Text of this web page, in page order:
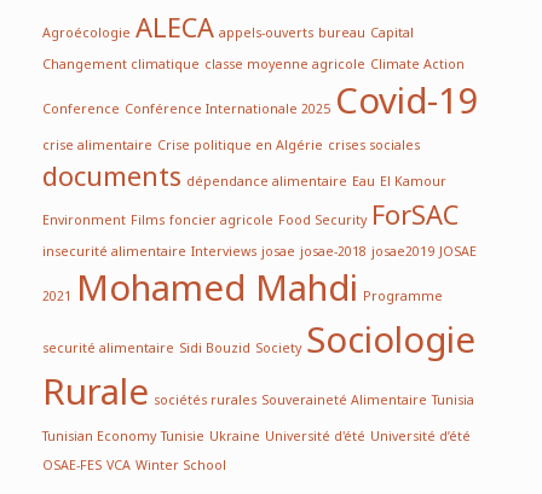
Agroécologie ALECAappels-ouverts bureau Capital
Changement climatique classe moyenne agricole Climate Action
Conference Conférence Internationale 2025 Covid-19
crise alimentaire Crise politique en Algérie crises sociales
documents dépendance alimentaire Eau El Kamour
Environment Filmsfoncier agricole Food Security ForSAC
insecurité alimentaire Interviewsjosae josae-2018 josae2019JOSAE
2021 Mohamed Mahdi Programme
securité alimentaire Sidi Bouzid Society Sociologie
Rurale sociétés rurales Souveraineté Alimentaire Tunisia
Tunisian EconomyTunisie Ukraine Université d'été Université d’été
OSAE-FESVCAWinter School